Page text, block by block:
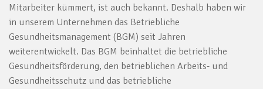
Mitarbeiter kümmert, ist auch bekannt. Deshalb haben wir
in unserem Unternehmen das Betriebliche
Gesundheitsmanagement (BGM) seit Jahren
weiterentwickelt. Das BGM beinhaltet die betriebliche
Gesundheitsförderung, den betrieblichen Arbeits- und
Gesundheitsschutz und das betriebliche